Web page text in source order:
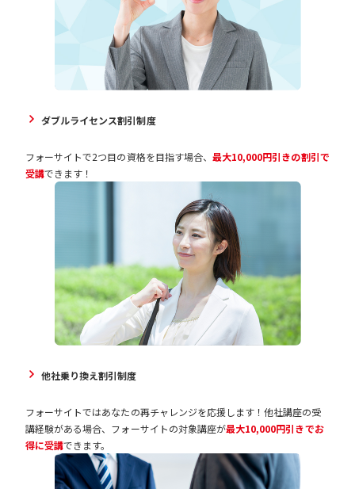
ダブルライセンス割引制度
フォーサイトで2つ目の資格を目指す場合、 最大10,000円引きの割引で
受講できます！
他社乗り換え割引制度
フォーサイトではあなたの再チャレンジを応援します！他社講座の受
講経験がある場合、フォーサイトの対象講座が最大10,000円引きでお
得に受講できます。